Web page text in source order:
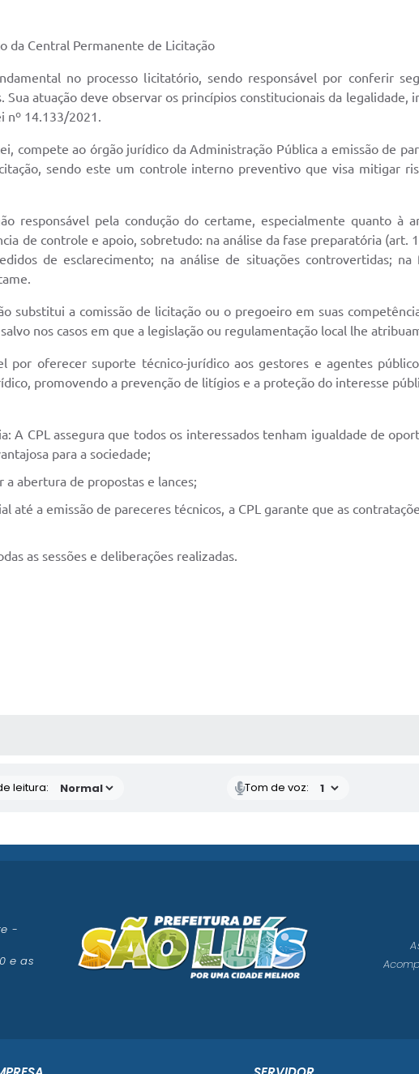
da Central Permanente de Licitação
no processo licitatório, sendo responsável por conferir
atuação deve observar os princípios constitucionais da legalidade,
nº 14.133/2021.
compete ao órgão jurídico da Administração Pública a emissão de
sendo este um controle interno preventivo que visa mitigar
responsável pela condução do certame, especialmente quanto à
de controle e apoio, sobretudo: na análise da fase preparatória (art.
de esclarecimento; na análise de situações controvertidas;
substitui a comissão de licitação ou o pregoeiro em suas
nos casos em que a legislação ou regulamentação local lhe
por oferecer suporte técnico-jurídico aos gestores e agentes
promovendo a prevenção de litígios e a proteção do interesse
A CPL assegura que todos os interessados tenham igualdade de
para a sociedade;
a abertura de propostas e lances;
até a emissão de pareceres técnicos, a CPL garante que as
as sessões e deliberações realizadas.
leitura: Tom de voz:
-
e as